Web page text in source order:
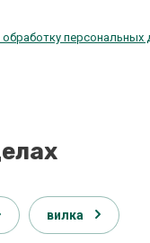
обработку персональных
вилка